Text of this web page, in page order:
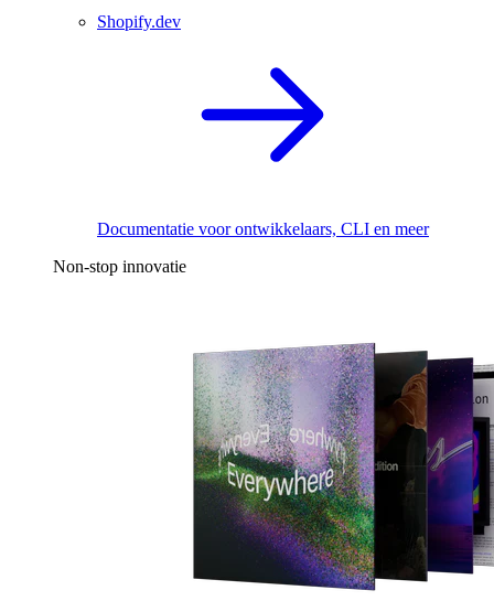
Shopify.dev
Documentatie voor ontwikkelaars, CLI en meer
Non-stop innovatie